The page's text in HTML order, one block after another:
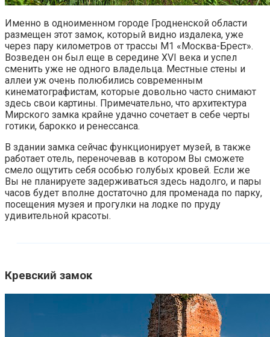
Именно в одноименном городе Гродненской области
размещен этот замок, который видно издалека, уже
через пару километров от трассы М1 «Москва-Брест».
Возведен он был еще в середине XVI века и успел
сменить уже не одного владельца. Местные стены и
аллеи уж очень полюбились современным
кинематографистам, которые довольно часто снимают
здесь свои картины. Примечательно, что архитектура
Мирского замка крайне удачно сочетает в себе черты
готики, барокко и ренессанса.
В здании замка сейчас функционирует музей, в также
работает отель, переночевав в котором Вы сможете
смело ощутить себя особью голубых кровей. Если же
Вы не планируете задерживаться здесь надолго, и пары
часов будет вполне достаточно для променада по парку,
посещения музея и прогулки на лодке по пруду
удивительной красоты.
Кревский замок